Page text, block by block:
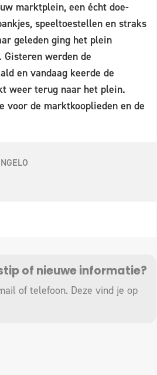
marktplein, een écht doe-
speeltoestellen en straks
geleden ging het plein
Gisteren werden de
en vandaag keerde de
weer terug naar het plein.
voor de marktkooplieden en de
of nieuwe informatie?
of telefoon. Deze vind je op